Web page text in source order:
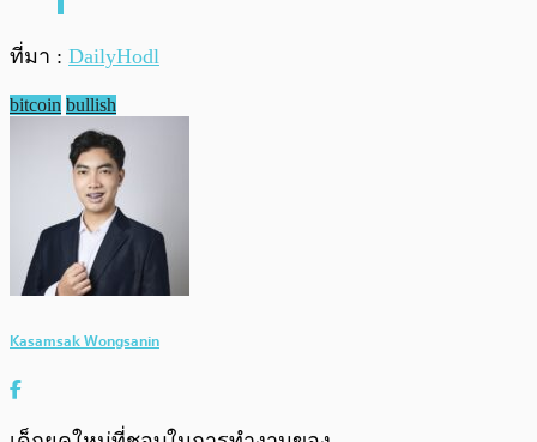
ที่มา : DailyHodl
bitcoin bullish
Kasamsak Wongsanin